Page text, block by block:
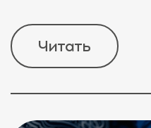
Читать